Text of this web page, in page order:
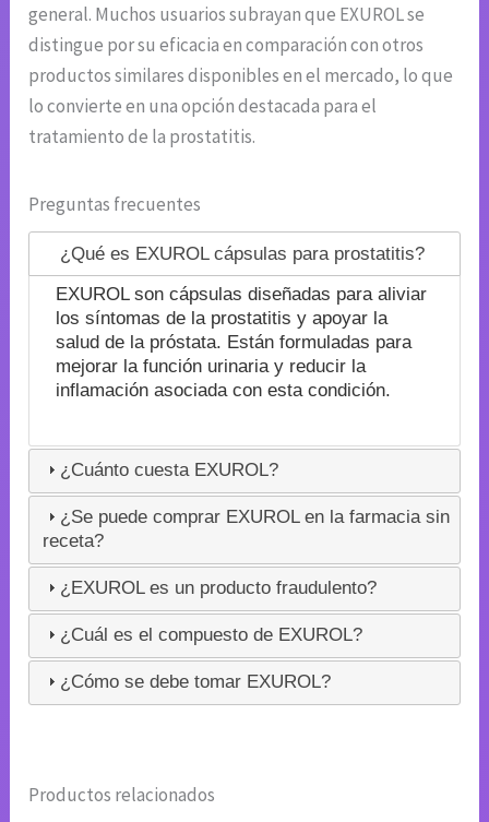
general. Muchos usuarios subrayan que EXUROL se
distingue por su eficacia en comparación con otros
productos similares disponibles en el mercado, lo que
lo convierte en una opción destacada para el
tratamiento de la prostatitis.
Preguntas frecuentes
¿Qué es EXUROL cápsulas para prostatitis?
EXUROL son cápsulas diseñadas para aliviar
los síntomas de la prostatitis y apoyar la
salud de la próstata. Están formuladas para
mejorar la función urinaria y reducir la
inflamación asociada con esta condición.
¿Cuánto cuesta EXUROL?
¿Se puede comprar EXUROL en la farmacia sin
receta?
¿EXUROL es un producto fraudulento?
¿Cuál es el compuesto de EXUROL?
¿Cómo se debe tomar EXUROL?
Productos relacionados